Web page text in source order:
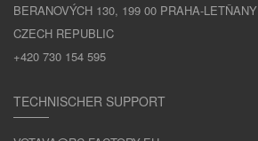
BERANOVÝCH 130, 199 00 PRAHA-LETŇANY
CZECH REPUBLIC
+420 730 154 595
TECHNISCHER SUPPORT